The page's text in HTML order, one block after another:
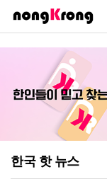
한국 핫 뉴스